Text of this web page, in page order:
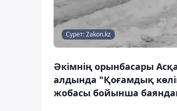
Сурет: Zakon.kz
Әкімнің орынбасары
алдында "Қоғамдық
жобасы бойынша